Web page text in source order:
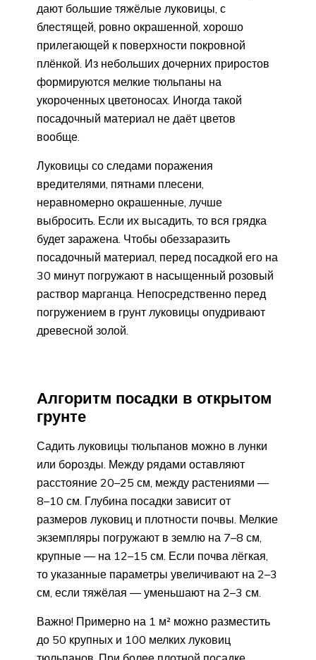
дают большие тяжёлые луковицы, с
блестящей, ровно окрашенной, хорошо
прилегающей к поверхности покровной
плёнкой. Из небольших дочерних приростов
формируются мелкие тюльпаны на
укороченных цветоносах. Иногда такой
посадочный материал не даёт цветов
вообще.
Луковицы со следами поражения
вредителями, пятнами плесени,
неравномерно окрашенные, лучше
выбросить. Если их высадить, то вся грядка
будет заражена. Чтобы обеззаразить
посадочный материал, перед посадкой его на
30 минут погружают в насыщенный розовый
раствор марганца. Непосредственно перед
погружением в грунт луковицы опудривают
древесной золой.
Алгоритм посадки в открытом
грунте
Садить луковицы тюльпанов можно в лунки
или борозды. Между рядами оставляют
расстояние 20–25 см, между растениями —
8–10 см. Глубина посадки зависит от
размеров луковиц и плотности почвы. Мелкие
экземпляры погружают в землю на 7–8 см,
крупные — на 12–15 см. Если почва лёгкая,
то указанные параметры увеличивают на 2–3
см, если тяжёлая — уменьшают на 2–3 см.
Важно! Примерно на 1 м² можно разместить
до 50 крупных и 100 мелких луковиц